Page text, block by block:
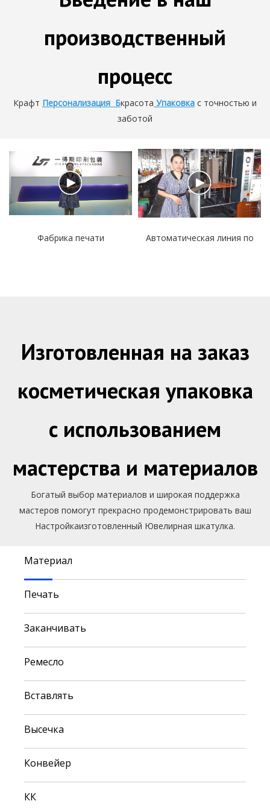
производственный
процесс
Крафт Персонализация Бкрасота Упаковка с точностью и
заботой
Фабрика печати
Автоматическая линия по
Изготовленная на заказ
косметическая упаковка
с использованием
мастерства и материалов
Богатый выбор материалов и широкая поддержка
мастеров помогут прекрасно продемонстрировать ваш
Настройкаизготовленный Ювелирная шкатулка.
Материал
Печать
Заканчивать
Ремесло
Вставлять
Высечка
Конвейер
КК